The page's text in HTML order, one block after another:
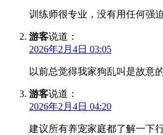
训练师很专业，没有用任何强
游客说道：
2026年2月4日 03:05
以前总觉得我家狗乱叫是故意
游客说道：
2026年2月4日 04:20
建议所有养宠家庭都了解一下